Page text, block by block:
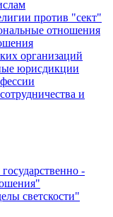
против "сект"
отношения
организаций
юрисдикции
и
-
светскости"